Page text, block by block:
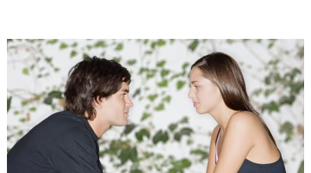
NINIWA BUD
SKLEP
KONTAKT